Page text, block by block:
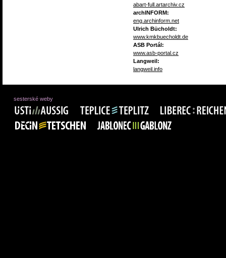
abart-full.artarchiv.cz
archINFORM:
eng.archinform.net
Ulrich Bücholdt:
www.kmkbuecholdt.de
ASB Portál:
www.asb-portal.cz
Langweil:
langweil.info
sesterské weby